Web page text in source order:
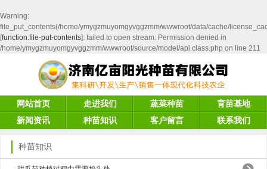
Warning:
file_put_contents(/home/ymygzmuyomgyvggzmm/wwwroot/data/cache/
[function.file-put-contents]: failed to open stream: Permission denied in
/home/ymygzmuyomgyvggzmm/wwwroot/source/model/api.class.php on line 211
网站首页 走进我们 蔬菜种苗
育苗基地
新闻资讯
种苗知识 客户留言 联系我们
种苗知识